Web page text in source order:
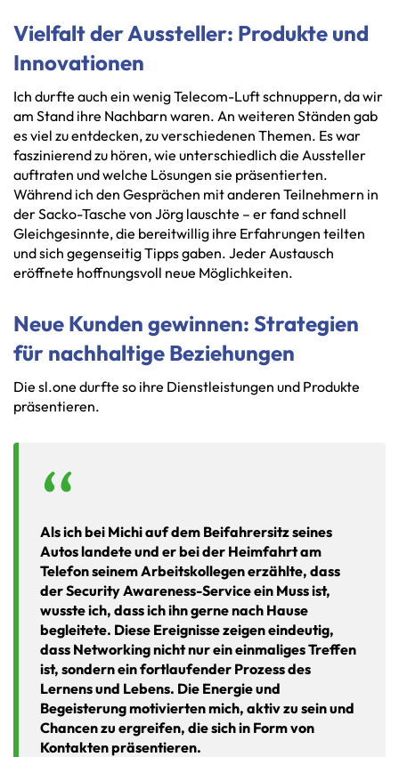
Vielfalt der Aussteller: Produkte und
Innovationen
Ich durfte auch ein wenig Telecom-Luft schnuppern, da wir
am Stand ihre Nachbarn waren. An weiteren Ständen gab
es viel zu entdecken, zu verschiedenen Themen. Es war
faszinierend zu hören, wie unterschiedlich die Aussteller
auftraten und welche Lösungen sie präsentierten.
Während ich den Gesprächen mit anderen Teilnehmern in
der Sacko-Tasche von Jörg lauschte – er fand schnell
Gleichgesinnte, die bereitwillig ihre Erfahrungen teilten
und sich gegenseitig Tipps gaben. Jeder Austausch
eröffnete hoffnungsvoll neue Möglichkeiten.
Neue Kunden gewinnen: Strategien
für nachhaltige Beziehungen
Die sl.one durfte so ihre Dienstleistungen und Produkte
präsentieren.
Als ich bei Michi auf dem Beifahrersitz seines
Autos landete und er bei der Heimfahrt am
Telefon seinem Arbeitskollegen erzählte, dass
der Security Awareness-Service ein Muss ist,
wusste ich, dass ich ihn gerne nach Hause
begleitete. Diese Ereignisse zeigen eindeutig,
dass Networking nicht nur ein einmaliges Treffen
ist, sondern ein fortlaufender Prozess des
Lernens und Lebens. Die Energie und
Begeisterung motivierten mich, aktiv zu sein und
Chancen zu ergreifen, die sich in Form von
Kontakten präsentieren.